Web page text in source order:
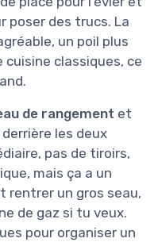
poser des trucs. La
un poil plus
classiques, ce
de rangement et
derrière les deux
pas de tiroirs,
mais ça a un
rentrer un gros seau,
de gaz si tu veux.
pour organiser un